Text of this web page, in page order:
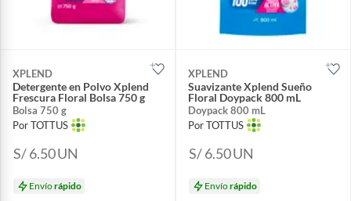
XPLEND
Detergente en Polvo Xplend
Frescura Floral Bolsa 750 g
Bolsa 750 g
Por TOTTUS
S/ 6.50UN
Envíorápido
XPLEND
Suavizante Xplend Sueño
Floral Doypack 800 mL
Doypack 800 mL
Por TOTTUS
S/ 6.50UN
Envíorápido